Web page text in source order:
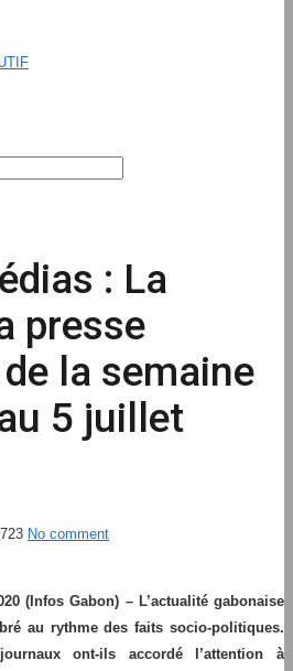
: La
presse
la semaine
5 juillet
No comment
(Infos Gabon) – L’actualité gabonaise
au rythme des faits socio-politiques.
ont-ils accordé l’attention à